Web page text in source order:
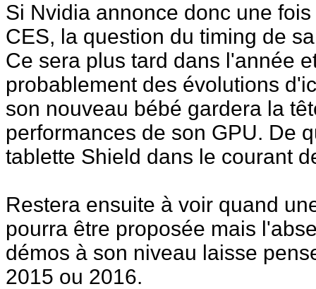
Si Nvidia annonce donc une
CES, la question du timing de
Ce sera plus tard dans l'année
probablement des évolutions
son nouveau bébé gardera la
performances de son GPU. De
tablette Shield dans le courant
Restera ensuite à voir quand
pourra être proposée mais
démos à son niveau laisse
2015 ou 2016.